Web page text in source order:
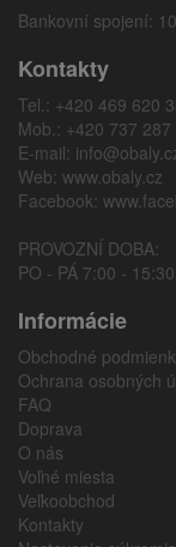
Bankovní spojení:
Kontakty
Tel.: +420 469 620
Mob.: +420 737 287
E-mail:
Web: www.obaly.cz
Facebook:
PROVOZNÍ DOBA:
PO - PÁ 7:00 - 15:30
Informácie
Obchodné
Ochrana osobných
FAQ
Doprava
O nás
Voľné miesta
Veľkoobchod
Kontakty